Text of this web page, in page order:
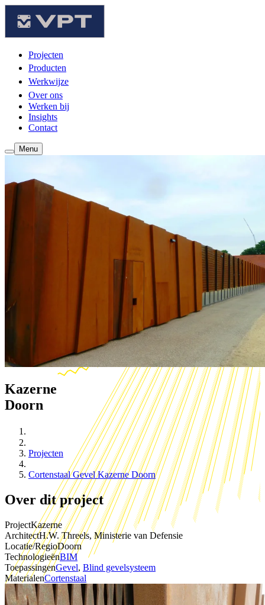
Projecten
Producten
Werkwijze
Over ons
Werken bij
Insights
Contact
Menu
Kazerne
Doorn
Projecten
Cortenstaal Gevel Kazerne Doorn
Over dit project
ProjectKazerne
ArchitectH.W. Threels, Ministerie van Defensie
Locatie/RegioDoorn
TechnologieënBIM
ToepassingenGevel, Blind gevelsysteem
MaterialenCortenstaal